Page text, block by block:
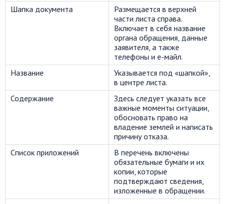
Шапка документа
Размещается в верхней
части листа справа.
Включает в себя название
органа обращения, данные
заявителя, а также
телефоны и е-майл.
Название
Указывается под «шапкой»,
в центре листа.
Содержание
Здесь следует указать все
важные моменты ситуации,
обосновать право на
владение землей и написать
причину отказа.
Список приложений
В перечень включены
обязательные бумаги и их
копии, которые
подтверждают сведения,
изложенные в обращении.